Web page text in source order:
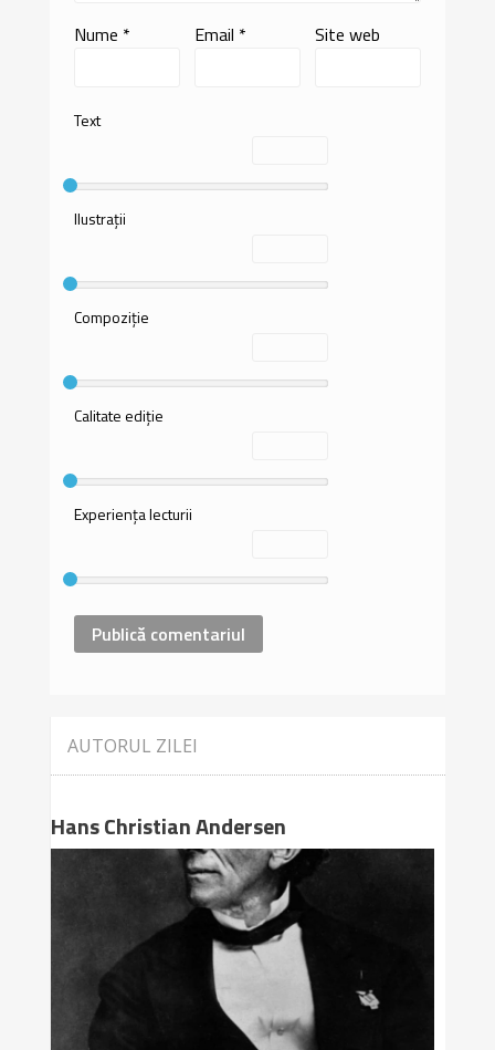
Nume * Email * Site web
Text
Ilustrații
Compoziție
Calitate ediție
Experiența lecturii
AUTORUL ZILEI
Hans Christian Andersen